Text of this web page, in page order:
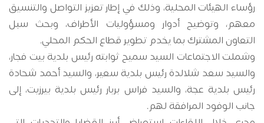
رؤساء الهيئات المحلية، وذلك في إطار تعزيز التواصل والتنسيق
معهم، وتوضيح أدوار ومسؤوليات الأطراف، وبحث سبل
التعاون المشترك بما يخدم تطوير قطاع الحكم المحلي.
وشملت الاجتماعات السيد سميح ثوابته رئيس بلدية بيت فجار،
والسيد سعد شلالدة رئيس بلدية سعير، والسيد أحمد شحادة
رئيس بلدية عجة، والسيد فراس بربار رئيس بلدية بيرزيت، إلى
جانب الوفود المرافقة لهم.